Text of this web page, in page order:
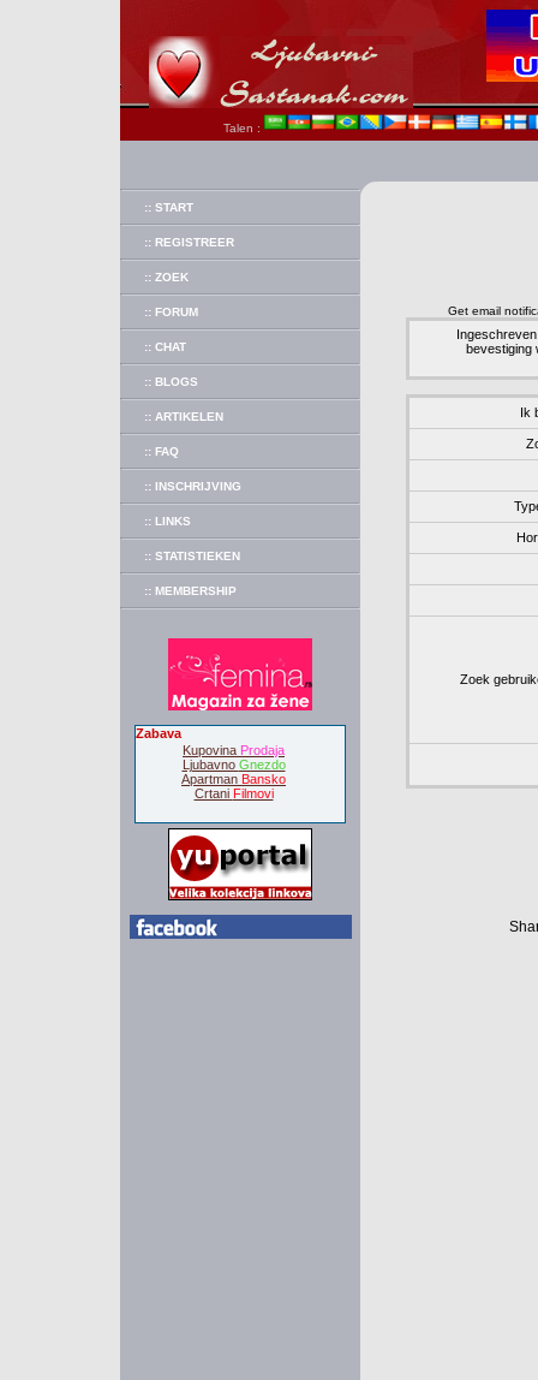
Talen :
:: START
:: REGISTREER
:: ZOEK
:: FORUM
:: CHAT
:: BLOGS
:: ARTIKELEN
:: FAQ
:: INSCHRIJVING
:: LINKS
:: STATISTIEKEN
:: MEMBERSHIP
Zabava
Kupovina Prodaja
Ljubavno Gnezdo
Apartman Bansko
Crtani Filmovi
Get email
bevestiging
Ik
Zoek